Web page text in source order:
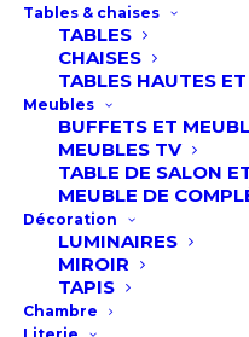
Tables & chaises
TABLES
CHAISES
TABLES HAUTES
Meubles
BUFFETS ET
MEUBLES TV
TABLE DE SALON
MEUBLE DE
Décoration
LUMINAIRES
MIROIR
TAPIS
Chambre
Charme et
Conçue en pin
allie charme et
Grâce à son tiroir
gardez vos petits
de main.
Modulable selon vos